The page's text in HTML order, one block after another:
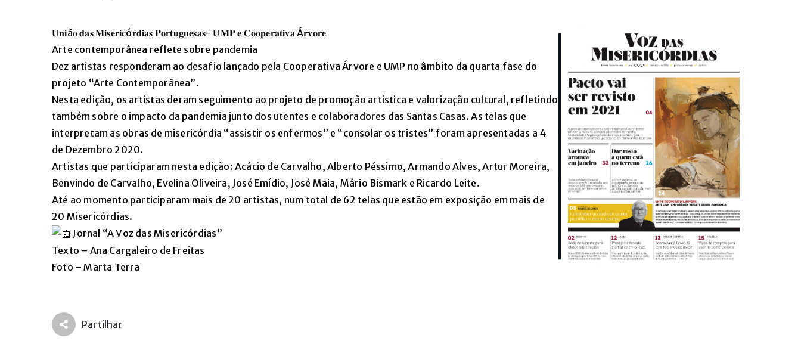
𝐔𝐧𝐢ã𝐨 𝐝𝐚𝐬 𝐌𝐢𝐬𝐞𝐫𝐢𝐜ó𝐫𝐝𝐢𝐚𝐬 𝐏𝐨𝐫𝐭𝐮𝐠𝐮𝐞𝐬𝐚𝐬- 𝐔𝐌𝐏 𝐞 𝐂𝐨𝐨𝐩𝐞𝐫𝐚𝐭𝐢𝐯𝐚 Á𝐫𝐯𝐨𝐫𝐞
Arte contemporânea reflete sobre pandemia
Dez artistas responderam ao desafio lançado pela Cooperativa Árvore e UMP no âmbito da quarta fase do
projeto “Arte Contemporânea”.
Nesta edição, os artistas deram seguimento ao projeto de promoção artística e valorização cultural, refletindo
também sobre o impacto da pandemia junto dos utentes e colaboradores das Santas Casas. As telas que
interpretam as obras de misericórdia “assistir os enfermos” e “consolar os tristes” foram apresentadas a 4
de Dezembro 2020.
Artistas que participaram nesta edição: Acácio de Carvalho, Alberto Péssimo, Armando Alves, Artur Moreira,
Benvindo de Carvalho, Evelina Oliveira, José Emídio, José Maia, Mário Bismark e Ricardo Leite.
Até ao momento participaram mais de 20 artistas, num total de 62 telas que estão em exposição em mais de
20 Misericórdias.
Jornal “A Voz das Misericórdias”
Texto – Ana Cargaleiro de Freitas
Foto – Marta Terra
Partilhar